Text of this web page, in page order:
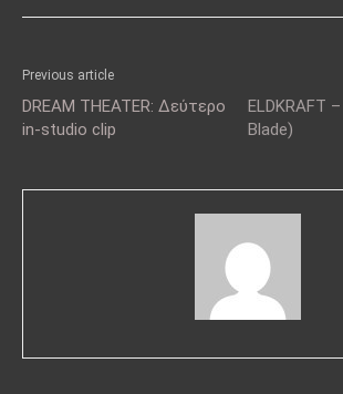
Previous article
DREAM THEATER: Δεύτερο
in-studio clip
ELDKRAFT
Blade)